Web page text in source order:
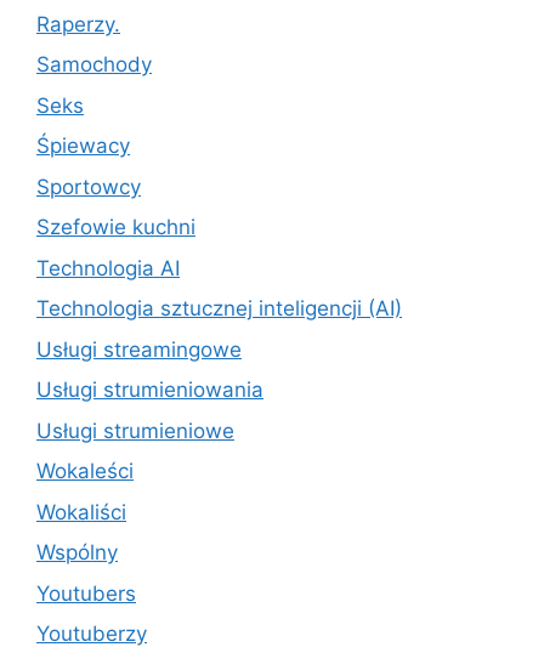
Raperzy.
Samochody
Seks
Śpiewacy
Sportowcy
Szefowie kuchni
Technologia AI
Technologia sztucznej inteligencji (AI)
Usługi streamingowe
Usługi strumieniowania
Usługi strumieniowe
Wokaleści
Wokaliści
Wspólny
Youtubers
Youtuberzy